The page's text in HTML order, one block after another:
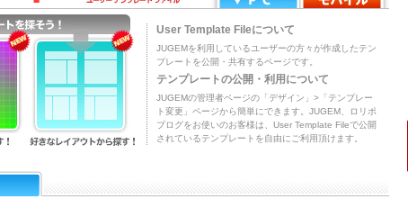
User Template Fileについて
JUGEMを利用しているユーザーの方々が作成したテン
プレートを公開・共有するページです。
テンプレートの公開・利用について
JUGEMの管理者ページの「デザイン」>「テンプレー
ト変更」ページから簡単にできます。JUGEM、ロリポ
ブログをお使いのお客様は、User Template Fileで公開
されているテンプレートを自由にご利用頂けます。